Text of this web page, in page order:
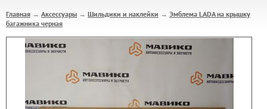
Главная → Аксессуары → Шильдики и наклейки → Эмблема LADA на крышку
багажника черная